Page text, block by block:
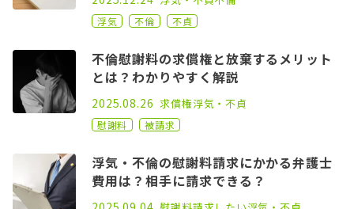
浮気 不倫 不貞
不倫慰謝料の求償権と放棄するメリット
とは？わかりやすく解説
2022.09.21
2025.08.26 求償権浮気・不貞
慰謝料 被請求
浮気・不倫の慰謝料請求にかかる弁護士
費用は？相手に請求できる？
2021.10.01